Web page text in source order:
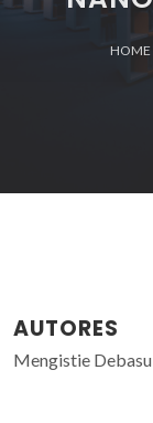
HOME
AUTORES
Mengistie Debasu